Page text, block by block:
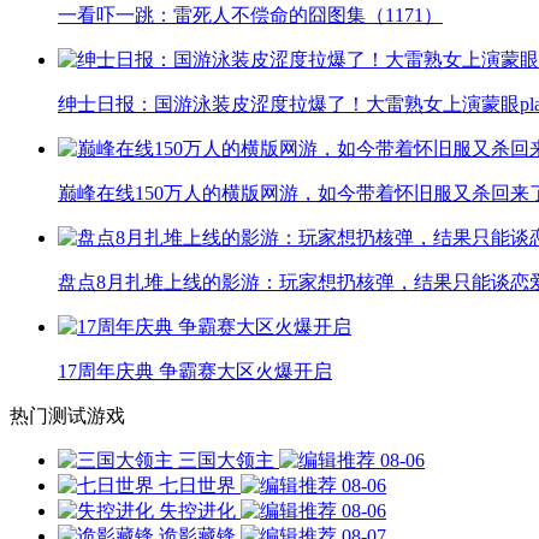
一看吓一跳：雷死人不偿命的囧图集（1171）
绅士日报：国游泳装皮涩度拉爆了！大雷熟女上演蒙眼
巅峰在线150万人的横版网游，如今带着怀旧服又杀回来
盘点8月扎堆上线的影游：玩家想扔核弹，结果只能谈恋
17周年庆典 争霸赛大区火爆开启
热门测试游戏
三国大领主
08-06
七日世界
08-06
失控进化
08-06